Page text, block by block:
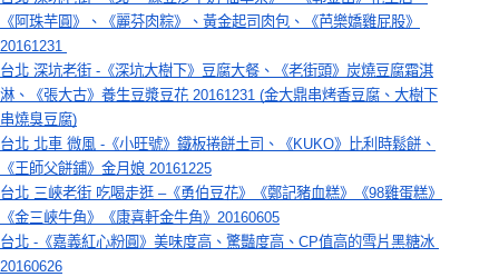
《阿珠芋圓》、《麗芬肉粽》、黃金起司肉包、《芭樂嬌雞屁股》
20161231
台北 深坑老街 -《深坑大樹下》豆腐大餐、《老街頭》炭燒豆腐霜淇
淋、《張大古》養生豆漿豆花 20161231 (金大鼎串烤香豆腐、大樹下
串燒臭豆腐)
台北 北車 微風 -《小旺號》鐵板捲餅土司、《KUKO》比利時鬆餅、
《王師父餅鋪》金月娘 20161225
台北 三峽老街 吃喝走逛 –《勇伯豆花》《鄭記豬血糕》《98雞蛋糕》
《金三峽牛角》《康喜軒金牛角》20160605
台北 -《嘉義紅心粉圓》美味度高、驚豔度高、CP值高的雪片黑糖冰
20160626